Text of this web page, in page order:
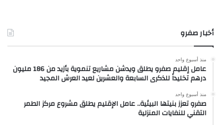
أخبار صفرو
منذ أسبوع واحد
عامل إقليم صفرو يطلق ويدشن مشاريع تنموية بأزيد من 186 مليون
درهم تخليداً للذكرى السابعة والعشرين لعيد العرش المجيد
منذ أسبوع واحد
صفرو تعزز بنيتها البيئية.. عامل الإقليم يطلق مشروع مركز الطمر
التقني للنفايات المنزلية